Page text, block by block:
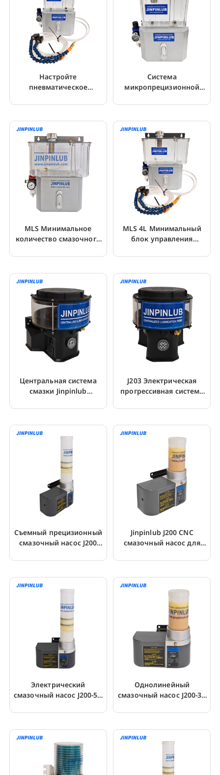
Настройте
пневматическое
устройство для пильного
Система
микропрецизионной
для резки металла
MLS Минимальное
количество смазочного
процессов резки
MLS 4L Минимальный
блок управления
станка
Центральная система
смазки Jinpinlub
смазки
J203 Электрическая
прогрессивная система
Съемный прецизионный
смазочный насос J200
станков с ЧПУ
Jinpinlub J200 CNC
смазочный насос для
LHL
Электрический
смазочный насос J200-5D
Однолинейный
смазочный насос J200-3R